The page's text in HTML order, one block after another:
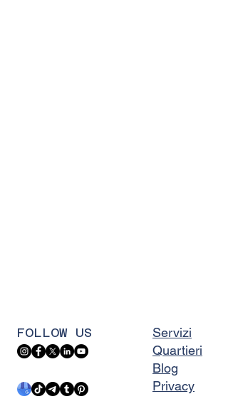
FOLLOW US
Servizi
Quartieri
Blog
Privacy